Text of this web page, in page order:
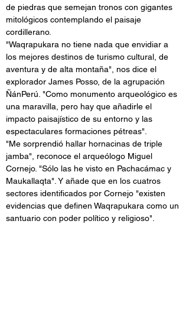
de piedras que semejan tronos con gigantes
mitológicos contemplando el paisaje
cordillerano.
"Waqrapukara no tiene nada que envidiar a
los mejores destinos de turismo cultural, de
aventura y de alta montaña", nos dice el
explorador James Posso, de la agrupación
ÑánPerú. "Como monumento arqueológico es
una maravilla, pero hay que añadirle el
impacto paisajístico de su entorno y las
espectaculares formaciones pétreas".
"Me sorprendió hallar hornacinas de triple
jamba", reconoce el arqueólogo Miguel
Cornejo. "Sólo las he visto en Pachacámac y
Maukallaqta". Y añade que en los cuatros
sectores identificados por Cornejo "existen
evidencias que definen Waqrapukara como un
santuario con poder político y religioso".